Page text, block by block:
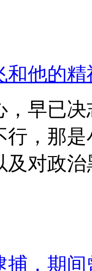
和他的
，早已
行，那
及对政
捕，期